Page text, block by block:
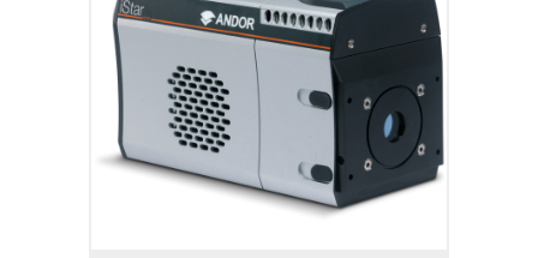
AndorのiStar 334T高速ゲートインテンシ
ファイア付CCDシリーズは、高分解能の
nsスケール時間分解イメージング向けに
究極の一体型検出ソリューションを提供す
るように設計されています。1024 x 1024
アレイは、プラズマ解析、LIBSをはじめ
とする幅広い時間分解アプリケーションに
最適です。